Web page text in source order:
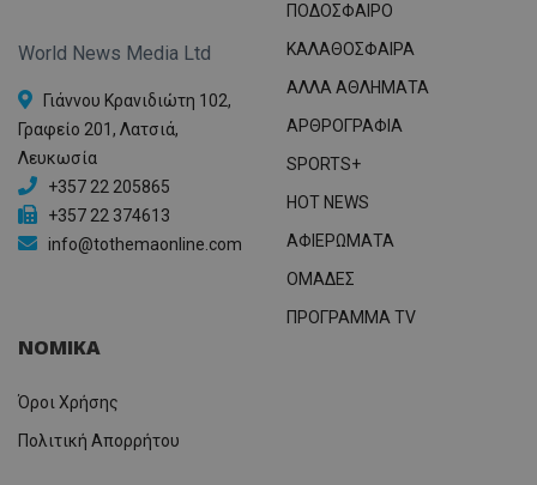
World News Media Ltd
Γιάννου Κρανιδιώτη 102,
Γραφείο 201, Λατσιά,
Λευκωσία
+357 22 205865
+357 22 374613
info@tothemaonline.com
ΠΟΔΟΣΦΑΙΡΟ
ΚΑΛΑΘΟΣΦΑΙΡΑ
ΑΛΛΑ ΑΘΛΗΜΑΤΑ
ΑΡΘΡΟΓΡΑΦΙΑ
SPORTS+
HOT NEWS
ΑΦΙΕΡΩΜΑΤΑ
ΟΜΑΔΕΣ
ΠΡΟΓΡΑΜΜΑ TV
ΝΟΜΙΚΑ
Όροι Χρήσης
Πολιτική Απορρήτου